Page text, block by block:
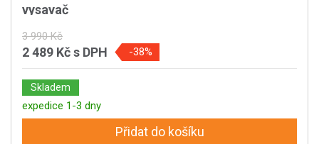
vysavač
3 990 Kč
2 489 Kčs DPH -38%
Skladem
expedice 1-3 dny
Přidat do košíku